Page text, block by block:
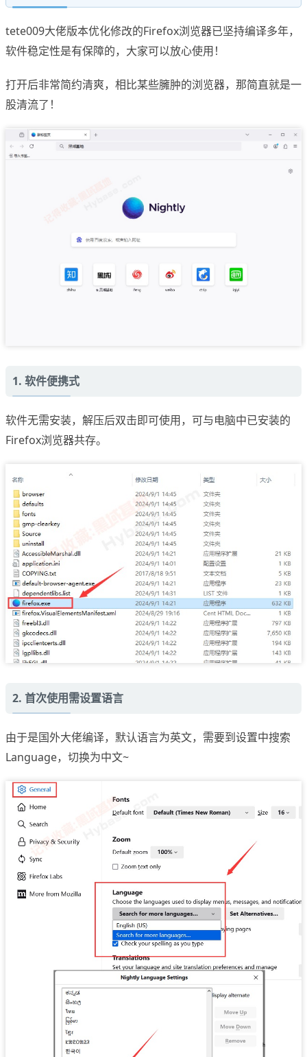
tete009大佬版本优化修改的Firefox浏览器已坚持编译多年，
软件稳定性是有保障的，大家可以放心使用！
打开后非常简约清爽，相比某些臃肿的浏览器，那简直就是一
股清流了！
1. 软件便携式
软件无需安装，解压后双击即可使用，可与电脑中已安装的
Firefox浏览器共存。
2. 首次使用需设置语言
由于是国外大佬编译，默认语言为英文，需要到设置中搜索
Language，切换为中文~